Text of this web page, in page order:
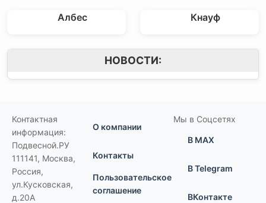
Албес Кнауф
НОВОСТИ:
Контактная
информация:
Подвесной.РУ
111141, Москва,
Россия,
ул.Кусковская,
д.20А
О компании
Контакты
Пользовательское
соглашение
Мы в Соцсетях
В MAX
В Telegram
ВКонтакте